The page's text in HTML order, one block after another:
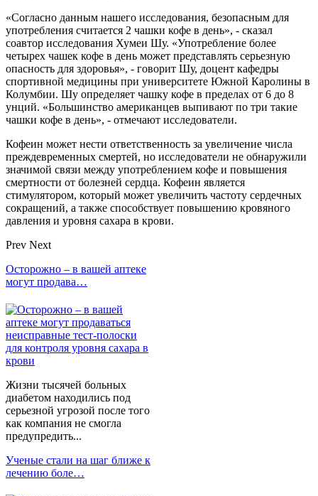
«Согласно данным нашего исследования, безопасным для
употребления считается 2 чашки кофе в день», - сказал
соавтор исследования Хумеи Шу. «Употребление более
четырех чашек кофе в день может представлять серьезную
опасность для здоровья», - говорит Шу, доцент кафедры
спортивной медицины при университете Южной Каролины в
Колумбии. Шу определяет чашку кофе в пределах от 6 до 8
унций. «Большинство американцев выпивают по три такие
чашки кофе в день», - отмечают исследователи.
Кофеин может нести ответственность за увеличение числа
преждевременных смертей, но исследователи не обнаружили
значимой связи между употреблением кофе и повышения
смертности от болезней сердца. Кофеин является
стимулятором, который может увеличить частоту сердечных
сокращений, а также способствует повышению кровяного
давления и уровня сахара в крови.
Prev Next
Осторожно – в вашей аптеке
могут продава…
Жизни тысячей больных
диабетом находились под
серьезной угрозой после того
как компания не смогла
предупредить...
Ученые стали на шаг ближе к
лечению боле…